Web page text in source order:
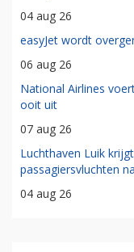
04 aug 26
easyJet wordt
06 aug 26
National Airlines
ooit uit
07 aug 26
Luchthaven Luik
passagiersvluchten
04 aug 26